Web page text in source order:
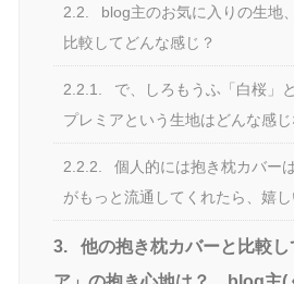
2.2.
blog主のお気に入りの生地
比較してどんな感じ？
2.2.1.
で、しろもうふ「白桜」
プレミアという生地はどんな感じ
2.2.2.
個人的には抱き枕カバー
がもっと流通してくれたら、嬉
3.
他の抱き枕カバーと比較し